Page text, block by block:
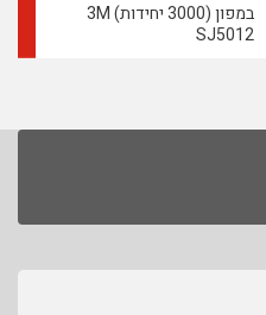
במפון (3000 יחידות) 3M
SJ5012